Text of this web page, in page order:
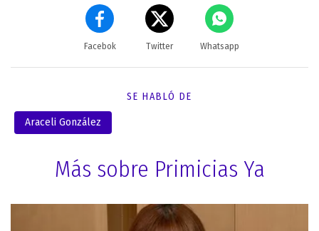
Facebok Twitter Whatsapp
SE HABLÓ DE
Araceli González
Más sobre Primicias Ya